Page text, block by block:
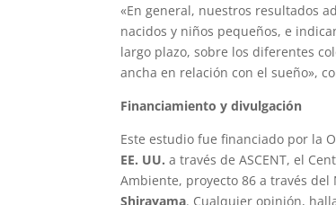
«En general, nuestros resultados
nacidos y niños pequeños, e
largo plazo, sobre los diferentes
ancha en relación con el sueño»,
Financiamiento y divulgación
Este estudio fue financiado por la
EE. UU. a través de ASCENT, el
Ambiente, proyecto 86 a través del
Shirayama. Cualquier opinión,